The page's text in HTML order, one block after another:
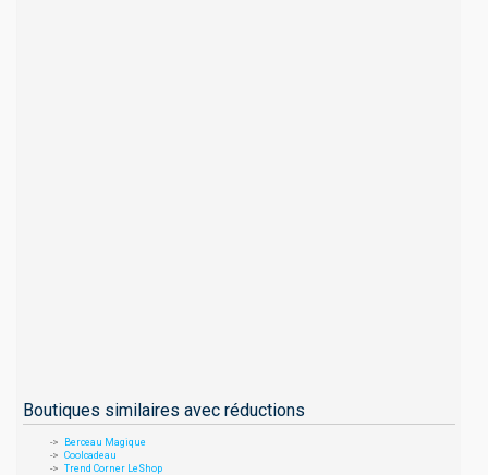
Boutiques similaires avec réductions
Berceau Magique
Coolcadeau
Trend Corner LeShop